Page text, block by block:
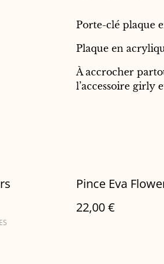
Porte-clé plaque
Plaque en
À accrocher
l’accessoire girly
Pince Eva
22,00 €